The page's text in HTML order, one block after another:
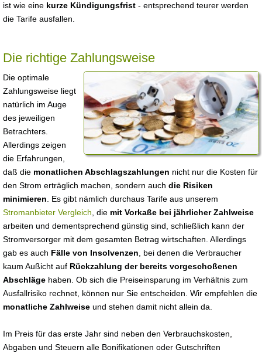
ist wie eine kurze Kündigungsfrist - entsprechend teurer werden
die Tarife ausfallen.
Die richtige Zahlungsweise
Die optimale
Zahlungsweise liegt
natürlich im Auge
des jeweiligen
Betrachters.
Allerdings zeigen
die Erfahrungen,
daß die monatlichen Abschlagszahlungen nicht nur die Kosten für
den Strom erträglich machen, sondern auch die Risiken
minimieren . Es gibt nämlich durchaus Tarife aus unserem
Stromanbieter Vergleich , die mit Vorkaße bei jährlicher Zahlweise
arbeiten und dementsprechend günstig sind, schließlich kann der
Stromversorger mit dem gesamten Betrag wirtschaften. Allerdings
gab es auch Fälle von Insolvenzen , bei denen die Verbraucher
kaum Außicht auf Rückzahlung der bereits vorgeschoßenen
Abschläge haben. Ob sich die Preiseinsparung im Verhältnis zum
Ausfallrisiko rechnet, können nur Sie entscheiden. Wir empfehlen die
monatliche Zahlweise und stehen damit nicht allein da.
Im Preis für das erste Jahr sind neben den Verbrauchskosten,
Abgaben und Steuern alle Bonifikationen oder Gutschriften